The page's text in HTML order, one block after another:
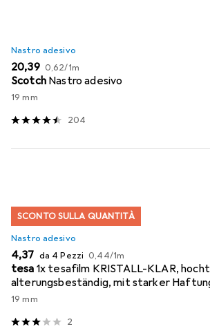
Nastro adesivo
EUR
20,39 EUR
0,62/1m
Scotch Nastro adesivo
19 mm
204
SCONTO SULLA QUANTITÀ
Nastro adesivo
EUR
4,37 da 4 Pezzi EUR
0,44/1m
tesa 1x tesafilm KRISTALL-KLAR,
alterungsbeständig, mit starker
19 mm
2